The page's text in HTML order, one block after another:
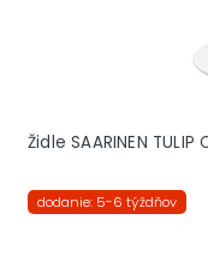
Židle SAARINEN
dodanie: 5-6 týždňov